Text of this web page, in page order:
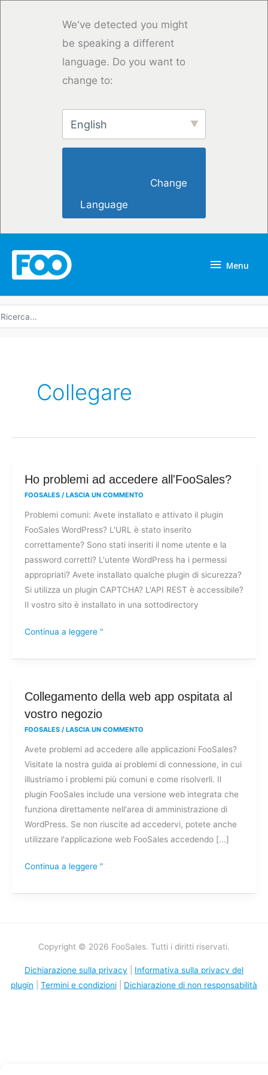
We've detected you might
be speaking a different
language. Do you want to
change to:
English
Language
Menu
Collegare
Ho problemi ad accedere all'FooSales?
FOOSALES / LASCIA UN COMMENTO
Problemi comuni: Avete installato e attivato il plugin
FooSales WordPress? L'URL è stato inserito
correttamente? Sono stati inseriti il nome utente e la
password corretti? L'utente WordPress ha i permessi
appropriati? Avete installato qualche plugin di sicurezza?
Si utilizza un plugin CAPTCHA? L'API REST è accessibile?
Il vostro sito è installato in una sottodirectory
Ho
problemi
Continua a leggere "
Collegamento della web app ospitata al
vostro negozio
FOOSALES / LASCIA UN COMMENTO
Avete problemi ad accedere alle applicazioni FooSales?
Visitate la nostra guida ai problemi di connessione, in cui
illustriamo i problemi più comuni e come risolverli. Il
plugin FooSales include una versione web integrata che
funziona direttamente nell'area di amministrazione di
WordPress. Se non riuscite ad accedervi, potete anche
utilizzare l'applicazione web FooSales accedendo [...]
Collegamento
della
ospitata
al
vostro
negozio
Continua a leggere "
Copyright © 2026 FooSales. Tutti i diritti riservati.
Dichiarazione sulla privacy
Informativa sulla privacy del
plugin
Termini e condizioni Dichiarazione di non responsabilità